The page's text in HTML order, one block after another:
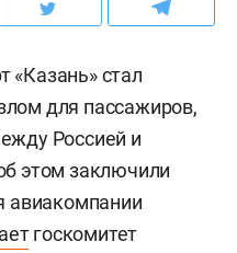
стал
для пассажиров,
Россией и
этом заключили
авиакомпании
госкомитет